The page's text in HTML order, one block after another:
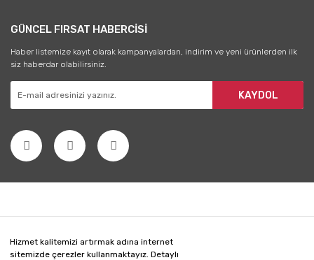
Hizmet kalitemizi artırmak adına internet
sitemizde çerezler kullanmaktayız. Detaylı
GÜNCEL FIRSAT HABERCİSİ
Haber listemize kayıt olarak kampanyalardan, indirim ve yeni ürünlerden ilk
siz haberdar olabilirsiniz.
KAYDOL